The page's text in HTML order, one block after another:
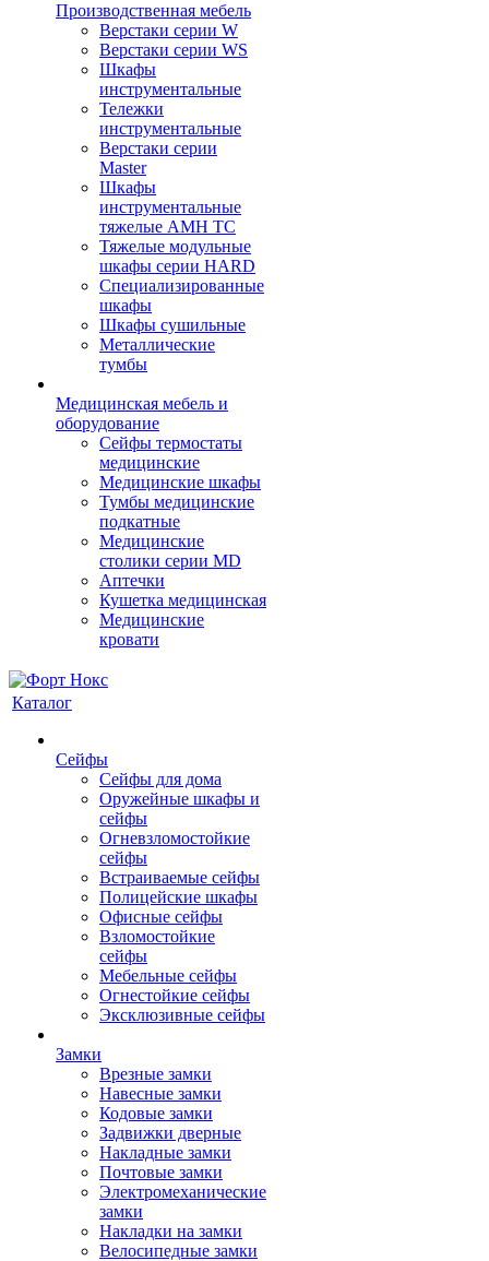
Производственная мебель
Верстаки серии W
Верстаки серии WS
Шкафы
инструментальные
Тележки
инструментальные
Верстаки серии
Master
Шкафы
инструментальные
тяжелые AMH TC
Тяжелые модульные
шкафы серии HARD
Cпециализированные
шкафы
Шкафы сушильные
Металлические
тумбы
Медицинская мебель и
оборудование
Сейфы термостаты
медицинские
Медицинские шкафы
Тумбы медицинские
подкатные
Медицинские
столики серии MD
Аптечки
Кушетка медицинская
Медицинские
кровати
Каталог
Сейфы
Сейфы для дома
Оружейные шкафы и
сейфы
Огневзломостойкие
сейфы
Встраиваемые сейфы
Полицейские шкафы
Офисные сейфы
Взломостойкие
сейфы
Мебельные сейфы
Огнестойкие сейфы
Эксклюзивные сейфы
Замки
Врезные замки
Навесные замки
Кодовые замки
Задвижки дверные
Накладные замки
Почтовые замки
Электромеханические
замки
Накладки на замки
Велосипедные замки